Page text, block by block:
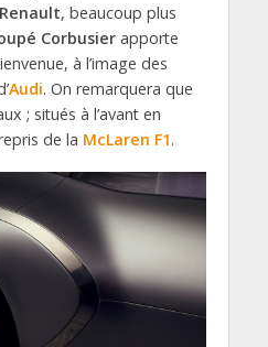
Renault, beaucoup plus
Corbusierapporte
à l’image des
Audi. On remarquera que
; situés à l’avant en
de la McLaren F1.